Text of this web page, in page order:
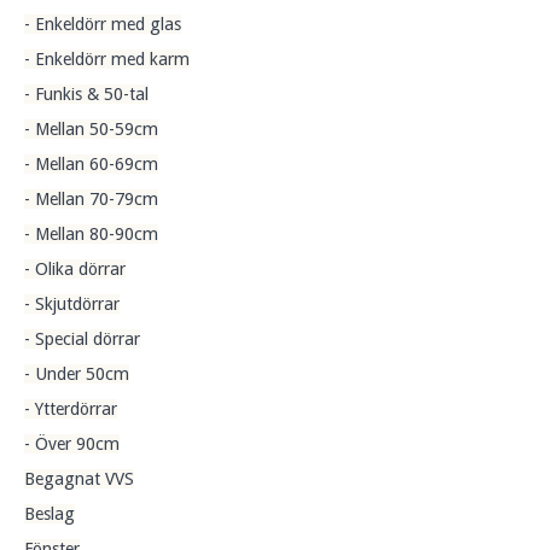
- Enkeldörr med glas
- Enkeldörr med karm
- Funkis & 50-tal
- Mellan 50-59cm
- Mellan 60-69cm
- Mellan 70-79cm
- Mellan 80-90cm
- Olika dörrar
- Skjutdörrar
- Special dörrar
- Under 50cm
- Ytterdörrar
- Över 90cm
Begagnat VVS
Beslag